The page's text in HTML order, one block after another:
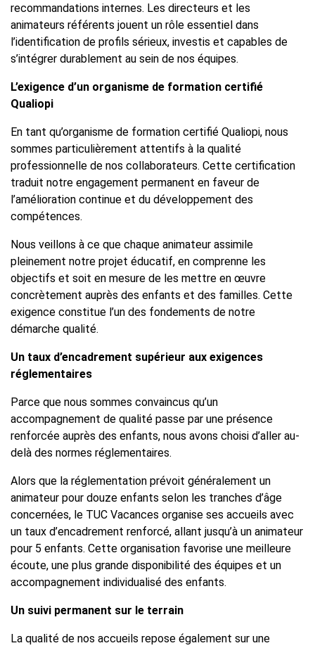
recommandations internes. Les directeurs et les
animateurs référents jouent un rôle essentiel dans
l’identification de profils sérieux, investis et capables de
s’intégrer durablement au sein de nos équipes.
L’exigence d’un organisme de formation certifié
Qualiopi
En tant qu’organisme de formation certifié Qualiopi, nous
sommes particulièrement attentifs à la qualité
professionnelle de nos collaborateurs. Cette certification
traduit notre engagement permanent en faveur de
l’amélioration continue et du développement des
compétences.
Nous veillons à ce que chaque animateur assimile
pleinement notre projet éducatif, en comprenne les
objectifs et soit en mesure de les mettre en œuvre
concrètement auprès des enfants et des familles. Cette
exigence constitue l’un des fondements de notre
démarche qualité.
Un taux d’encadrement supérieur aux exigences
réglementaires
Parce que nous sommes convaincus qu’un
accompagnement de qualité passe par une présence
renforcée auprès des enfants, nous avons choisi d’aller au-
delà des normes réglementaires.
Alors que la réglementation prévoit généralement un
animateur pour douze enfants selon les tranches d’âge
concernées, le TUC Vacances organise ses accueils avec
un taux d’encadrement renforcé, allant jusqu’à un animateur
pour 5 enfants. Cette organisation favorise une meilleure
écoute, une plus grande disponibilité des équipes et un
accompagnement individualisé des enfants.
Un suivi permanent sur le terrain
La qualité de nos accueils repose également sur une